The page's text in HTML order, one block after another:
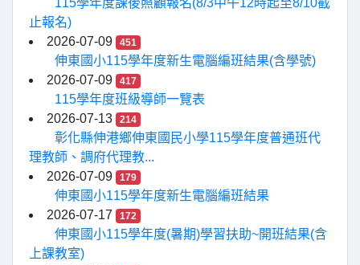
115學年度課後照顧報名(8/3中午12時起至8/10截
止報名)
2026-07-09
451
伸東國小115學年度新生電腦編班結果(含學號)
2026-07-09
417
115學年度班級導師一覽表
2026-07-13
214
彰化縣伸港鄉伸東國民小學115學年度普通班代
理教師、調府代理教...
2026-07-09
179
伸東國小115學年度新生電腦編班結果
2026-07-17
172
伸東國小115學年度(暑期)學習扶助~開班結果(含
上課教室)